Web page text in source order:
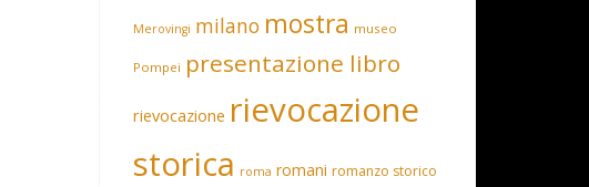
Merovingi milano mostra museo
Pompei presentazione libro
rievocazione rievocazione
storica roma romani romanzo storico